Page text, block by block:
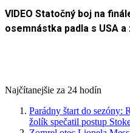
VIDEO Statočný boj na
osemnástka padla s USA
Najčítanejšie za 24 hodín
Parádny štart do sezóny:
žolík spečatil postup